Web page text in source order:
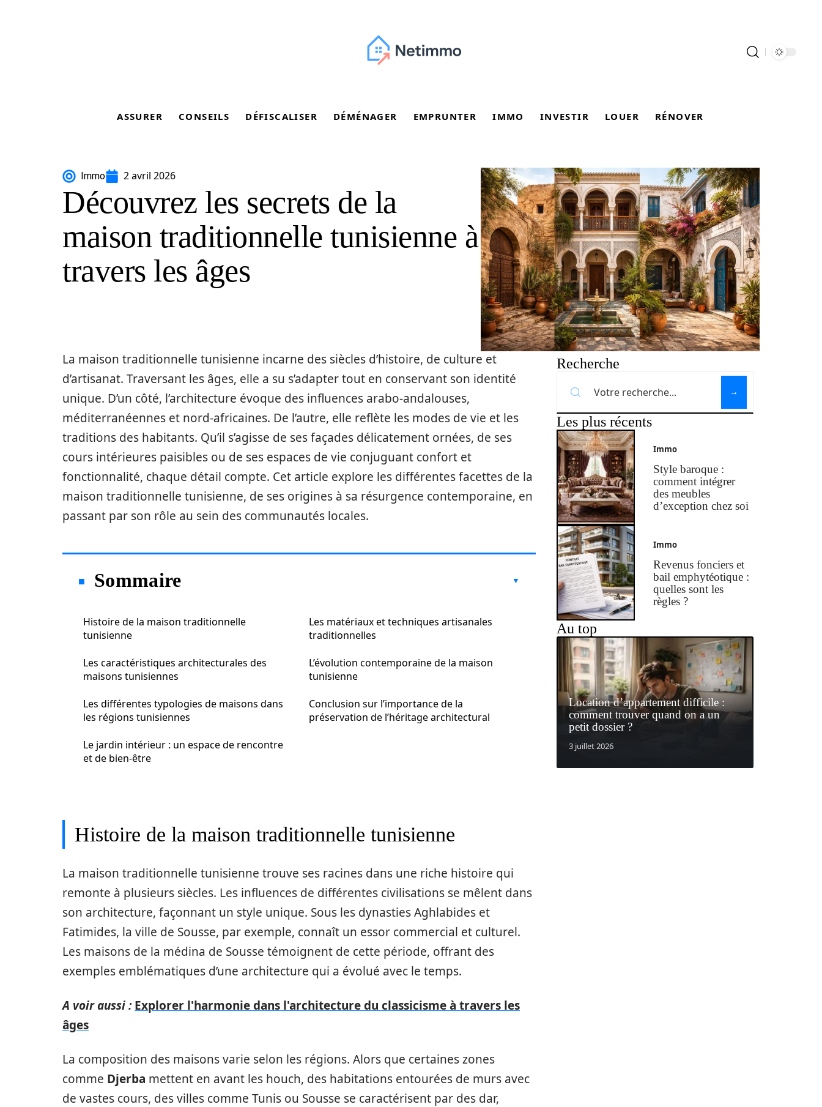
ASSURER CONSEILS DÉFISCALISER DÉMÉNAGER EMPRUNTER IMMO INVESTIR LOUER RÉNOVER
Immo 2 avril 2026
Découvrez les secrets de la
maison traditionnelle tunisienne à
travers les âges
La maison traditionnelle tunisienne incarne des siècles d’histoire, de culture et
d’artisanat. Traversant les âges, elle a su s’adapter tout en conservant son identité
unique. D’un côté, l’architecture évoque des influences arabo-andalouses,
méditerranéennes et nord-africaines. De l’autre, elle reflète les modes de vie et les
traditions des habitants. Qu’il s’agisse de ses façades délicatement ornées, de ses
cours intérieures paisibles ou de ses espaces de vie conjuguant confort et
fonctionnalité, chaque détail compte. Cet article explore les différentes facettes de la
maison traditionnelle tunisienne, de ses origines à sa résurgence contemporaine, en
passant par son rôle au sein des communautés locales.
Sommaire
Histoire de la maison traditionnelle
tunisienne
Les caractéristiques architecturales des
maisons tunisiennes
Les différentes typologies de maisons dans
les régions tunisiennes
Le jardin intérieur : un espace de rencontre
et de bien-être
Les matériaux et techniques artisanales
traditionnelles
L’évolution contemporaine de la maison
tunisienne
Conclusion sur l’importance de la
préservation de l’héritage architectural
Histoire de la maison traditionnelle tunisienne
La maison traditionnelle tunisienne trouve ses racines dans une riche histoire qui
remonte à plusieurs siècles. Les influences de différentes civilisations se mêlent dans
son architecture, façonnant un style unique. Sous les dynasties Aghlabides et
Fatimides, la ville de Sousse, par exemple, connaît un essor commercial et culturel.
Les maisons de la médina de Sousse témoignent de cette période, offrant des
exemples emblématiques d’une architecture qui a évolué avec le temps.
A voir aussi : Explorer l'harmonie dans l'architecture du classicisme à travers les
âges
La composition des maisons varie selon les régions. Alors que certaines zones
comme Djerba mettent en avant les houch, des habitations entourées de murs avec
de vastes cours, des villes comme Tunis ou Sousse se caractérisent par des dar,
Recherche
Les plus récents
Immo
Style baroque :
comment intégrer
des meubles
d’exception chez soi
Immo
Revenus fonciers et
bail emphytéotique :
quelles sont les
règles ?
Au top
Location d’appartement difficile :
comment trouver quand on a un
petit dossier ?
3 juillet 2026